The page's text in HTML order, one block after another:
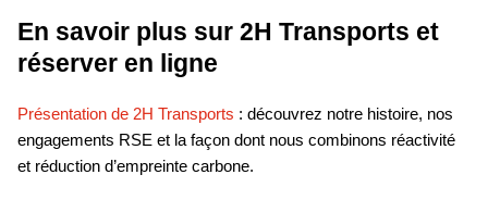
En savoir plus sur 2H Transports et
réserver en ligne
Présentation de 2H Transports : découvrez notre histoire, nos
engagements RSE et la façon dont nous combinons réactivité
et réduction d’empreinte carbone.